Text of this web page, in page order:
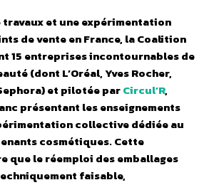
travaux et une expérimentation
de vente en France, la Coalition
15 entreprises incontournables de
(dont L’Oréal, Yves Rocher,
et pilotée parCircul’R,
présentant les enseignements
collective dédiée au
cosmétiques. Cette
que le réemploi des emballages
faisable,